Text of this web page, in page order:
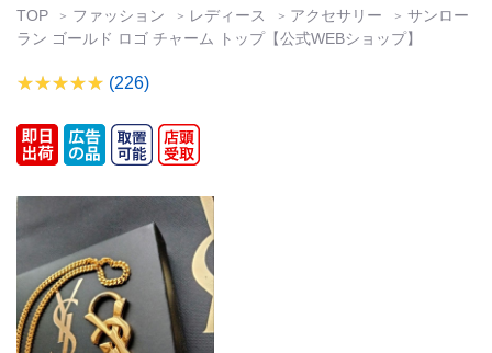
TOP ファッション レディース アクセサリー
サンロー
ラン ゴールド ロゴ チャーム トップ【公式WEBショップ】
(226)